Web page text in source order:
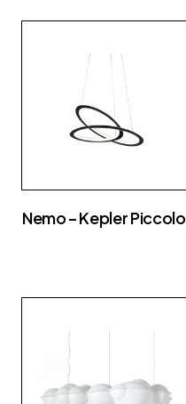
Nemo – Kepler Piccolo